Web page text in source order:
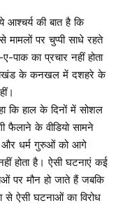
आश्चर्य की बात है कि
पर चुप्पी साधे रहते
का प्रचार नहीं होता
के कनखल में दशहरे के
कि हाल के दिनों में सोशल
फैलाने के वीडियो सामने
और धर्म गुरुओं को आगे
होता है। ऐसी घटनाएं कई
पर मौन हो जाते हैं जबकि
से ऐसी घटनाओं का विरोध